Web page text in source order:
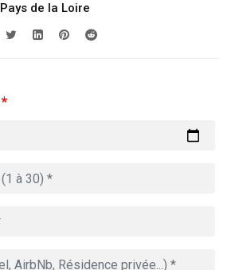
Pays de la Loire
*